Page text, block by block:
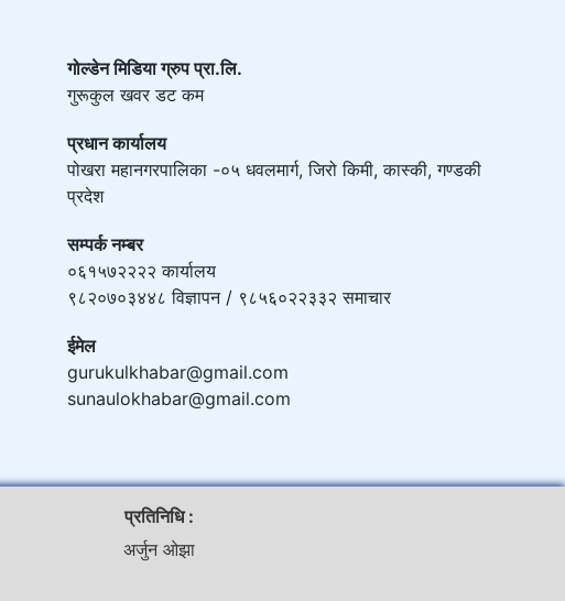
गोल्डेन मिडिया ग्रुप प्रा.लि.
गुरूकुल खवर डट कम
प्रधान कार्यालय
पोखरा महानगरपालिका -०५ धवलमार्ग, जिरो किमी, कास्की, गण्डकी
प्रदेश
सम्पर्क नम्बर
०६१५७२२२२ कार्यालय
९८२०७०३४४८ विज्ञापन / ९८५६०२२३३२ समाचार
ईमेल
gurukulkhabar@gmail.com
sunaulokhabar@gmail.com
प्रतिनिधि :
अर्जुन ओझा